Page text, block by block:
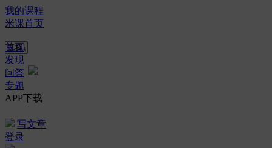
我的课程
米课首页
首页
发现
问答
专题
APP下载
写文章
登录